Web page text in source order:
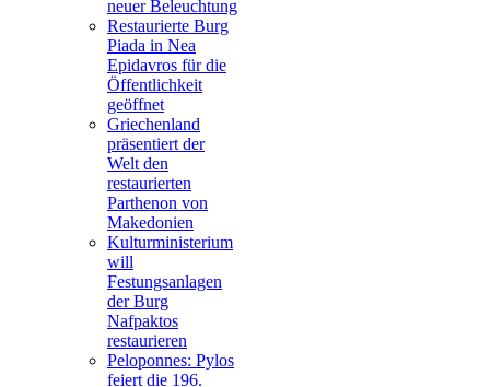
neuer Beleuchtung
Restaurierte Burg
Piada in Nea
Epidavros für die
Öffentlichkeit
geöffnet
Griechenland
präsentiert der
Welt den
restaurierten
Parthenon von
Makedonien
Kulturministerium
will
Festungsanlagen
der Burg
Nafpaktos
restaurieren
Peloponnes: Pylos
feiert die 196.